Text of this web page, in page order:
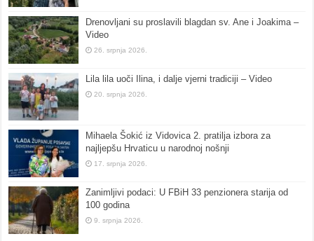
Drenovljani su proslavili blagdan sv. Ane i Joakima –
Video
26. srpnja 2026.
Lila lila uoči Ilina, i dalje vjerni tradiciji – Video
20. srpnja 2026.
Mihaela Šokić iz Vidovica 2. pratilja izbora za
najljepšu Hrvaticu u narodnoj nošnji
17. srpnja 2026.
Zanimljivi podaci: U FBiH 33 penzionera starija od
100 godina
9. srpnja 2026.